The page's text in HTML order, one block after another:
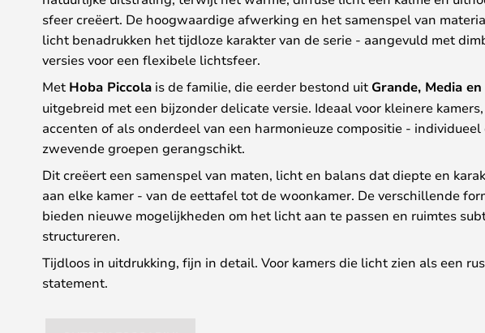
sfeer creëert. De hoogwaardige afwerking en het samenspel van
licht benadrukken het tijdloze karakter van de serie - aangevuld met
versies voor een flexibele lichtsfeer.
Met Hoba Piccola is de familie, die eerder bestond uit Grande, Media
uitgebreid met een bijzonder delicate versie. Ideaal voor kleinere
accenten of als onderdeel van een harmonieuze compositie - individueel
zwevende groepen gerangschikt.
Dit creëert een samenspel van maten, licht en balans dat diepte en
aan elke kamer - van de eettafel tot de woonkamer. De verschillende
bieden nieuwe mogelijkheden om het licht aan te passen en ruimtes
structureren.
Tijdloos in uitdrukking, fijn in detail. Voor kamers die licht zien als een
statement.